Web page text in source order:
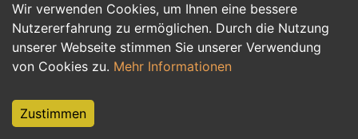
Wir verwenden Cookies, um Ihnen eine bessere
Nutzererfahrung zu ermöglichen. Durch die Nutzung
unserer Webseite stimmen Sie unserer Verwendung
von Cookies zu. Mehr Informationen
Zustimmen
Personalwesen Assistenz, Sekretariat
Hilfskräfte, Aushilfs- und Nebenjobs
Weiterbildung, Studium, duale Ausbildung